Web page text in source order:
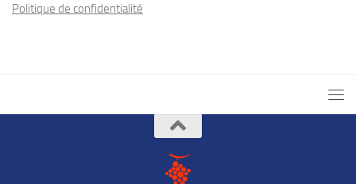
Politique de confidentialité